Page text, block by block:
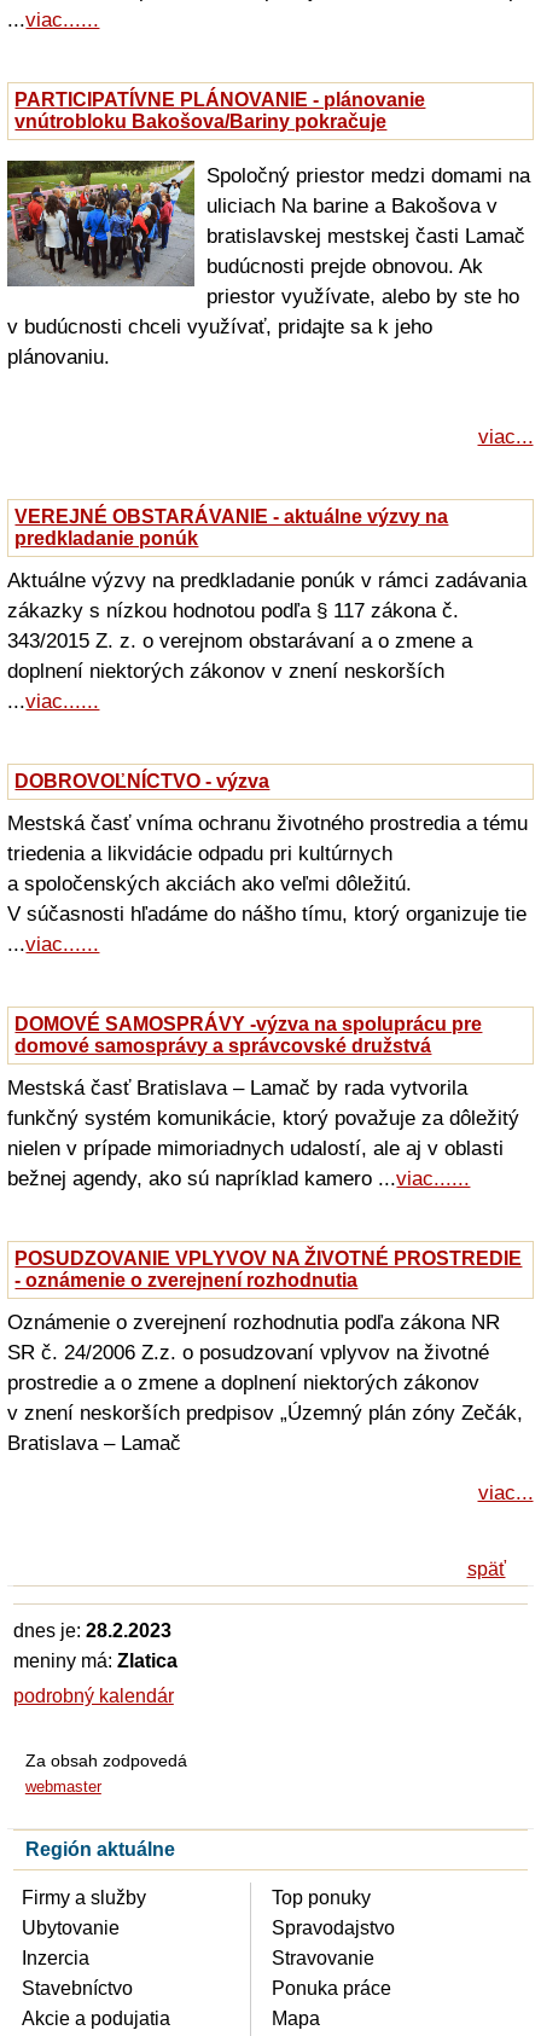
...viac......
PARTICIPATÍVNE PLÁNOVANIE - plánovanie
vnútrobloku Bakošova/Bariny pokračuje
Spoločný priestor medzi domami na
uliciach Na barine a Bakošova v
bratislavskej mestskej časti Lamač
budúcnosti prejde obnovou. Ak
priestor využívate, alebo by ste ho
v budúcnosti chceli využívať, pridajte sa k jeho
plánovaniu.
viac...
VEREJNÉ OBSTARÁVANIE - aktuálne výzvy na
predkladanie ponúk
Aktuálne výzvy na predkladanie ponúk v rámci zadávania
zákazky s nízkou hodnotou podľa § 117 zákona č.
343/2015 Z. z. o verejnom obstarávaní a o zmene a
doplnení niektorých zákonov v znení neskorších
...viac......
DOBROVOĽNÍCTVO - výzva
Mestská časť vníma ochranu životného prostredia a tému
triedenia a likvidácie odpadu pri kultúrnych
a spoločenských akciách ako veľmi dôležitú.
V súčasnosti hľadáme do nášho tímu, ktorý organizuje tie
...viac......
DOMOVÉ SAMOSPRÁVY -výzva na spoluprácu pre
domové samosprávy a správcovské družstvá
Mestská časť Bratislava – Lamač by rada vytvorila
funkčný systém komunikácie, ktorý považuje za dôležitý
nielen v prípade mimoriadnych udalostí, ale aj v oblasti
bežnej agendy, ako sú napríklad kamero ...viac......
POSUDZOVANIE VPLYVOV NA ŽIVOTNÉ PROSTREDIE
- oznámenie o zverejnení rozhodnutia
Oznámenie o zverejnení rozhodnutia podľa zákona NR
SR č. 24/2006 Z.z. o posudzovaní vplyvov na životné
prostredie a o zmene a doplnení niektorých zákonov
v znení neskorších predpisov „Územný plán zóny Zečák,
Bratislava – Lamač
viac...
späť
dnes je: 28.2.2023
meniny má: Zlatica
podrobný kalendár
Za obsah zodpovedá
webmaster
Región aktuálne
Firmy a služby
Ubytovanie
Inzercia
Stavebníctvo
Akcie a podujatia
Top ponuky
Spravodajstvo
Stravovanie
Ponuka práce
Mapa